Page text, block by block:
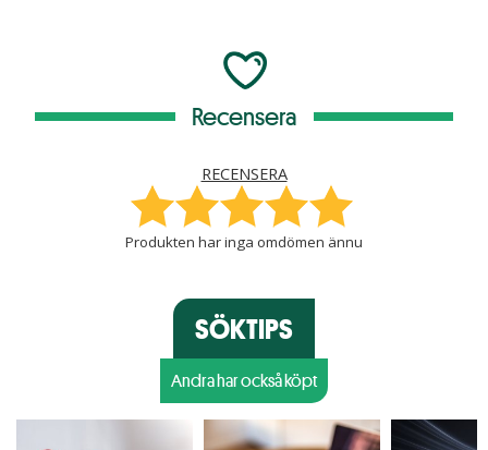
Recensera
RECENSERA
Produkten har inga omdömen ännu
SÖKTIPS
Andra har också köpt